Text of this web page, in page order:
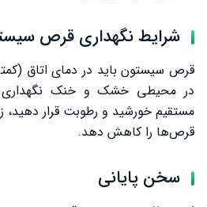
شرایط نگهداری قرص
در محیطی خشک و خنک نگهداری
مستقیم خورشید و رطوبت قرار دهید،
قرص‌ها را کاهش دهد.
سخن پایانی